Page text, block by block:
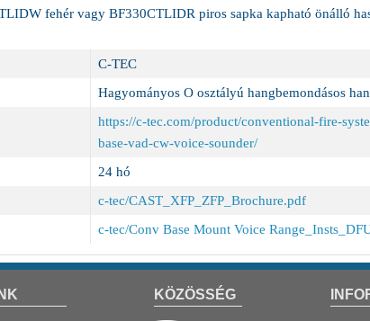
fehér vagy BF330CTLIDR piros sapka kapható önálló
C-TEC
Hagyományos O osztályú hangbemondásos
https://c-tec.com/product/conventional-fire-
base-vad-cw-voice-sounder/
24 hó
c-tec/CAST_XFP_ZFP_Brochure.pdf
c-tec/Conv Base Mount Voice
KÖZÖSSÉG